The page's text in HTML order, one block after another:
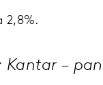
2,8%.
–